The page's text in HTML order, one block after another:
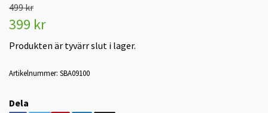
499 kr
399 kr
Produkten är tyvärr slut i lager.
Artikelnummer: SBA09100
Dela